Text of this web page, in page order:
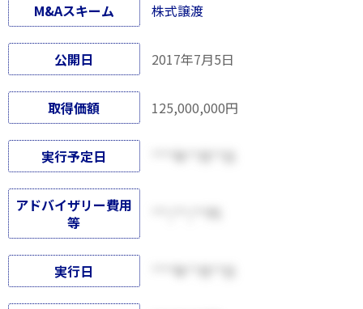
M&Aスキーム 株式譲渡
公開日 2017年7月5日
取得価額 125,000,000円
実行予定日
アドバイザリー費用
等
実行日